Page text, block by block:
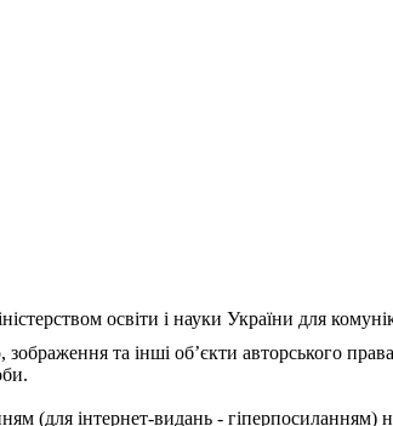
освіти і науки України для
та інші об’єкти авторського
(для інтернет-видань -